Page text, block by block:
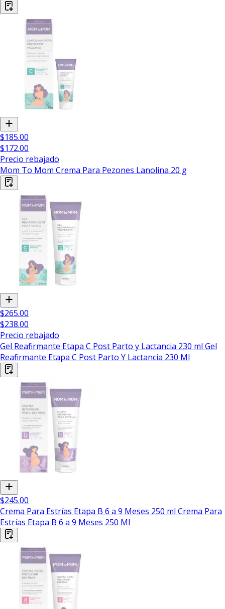
$185.00
$172.00
Precio rebajado
Mom To Mom Crema Para Pezones Lanolina 20 g
$265.00
$238.00
Precio rebajado
Gel Reafirmante Etapa C Post Parto y Lactancia 230 ml Gel
Reafirmante Etapa C Post Parto Y Lactancia 230 Ml
$245.00
Crema Para Estrías Etapa B 6 a 9 Meses 250 ml Crema Para
Estrías Etapa B 6 a 9 Meses 250 Ml